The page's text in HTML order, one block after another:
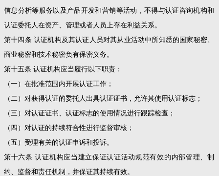
信息分析等服务以及产品开发和营销等活动，不得与认证咨询机构和
认证委托人在资产、管理或者人员上存在利益关系。
第十四条 认证机构及其认证人员对其从业活动中所知悉的国家秘密、
商业秘密和技术秘密负有保密义务。
第十五条 认证机构应当履行以下职责：
（一）在批准范围内开展认证工作；
（二）对获得认证的委托人出具认证证书，允许其使用认证标志；
（三）对认证证书、认证标志的使用情况进行跟踪检查；
（四）对认证的持续符合性进行监督审核；
（五）受理有关的认证申诉和投诉。
第十六条 认证机构应当建立保证认证活动规范有效的内部管理、制
约、监督和责任机制，并保证其持续有效。